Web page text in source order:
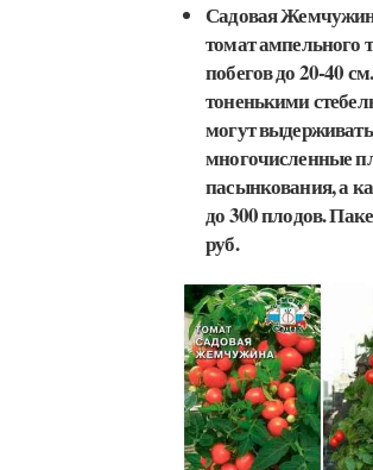
Садовая
томат ампельного
побегов до 20-40
тоненькими
могут выдерживать
многочисленные
пасынкования, а
до 300 плодов.
руб.